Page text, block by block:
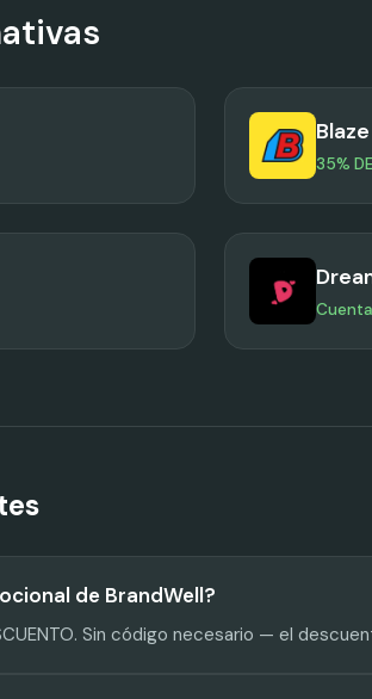
35%
de BrandWell?
Sin código necesario — el